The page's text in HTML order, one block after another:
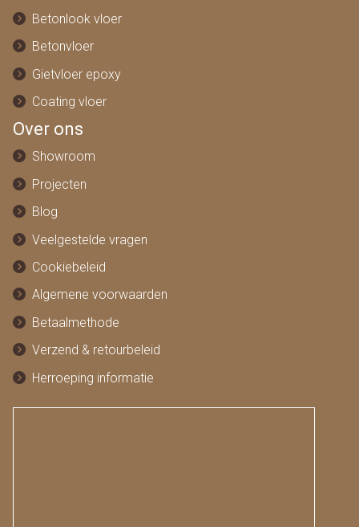
Betonlook vloer
Betonvloer
Gietvloer epoxy
Coating vloer
Over ons
Showroom
Projecten
Blog
Veelgestelde vragen
Cookiebeleid
Algemene voorwaarden
Betaalmethode
Verzend & retourbeleid
Herroeping informatie